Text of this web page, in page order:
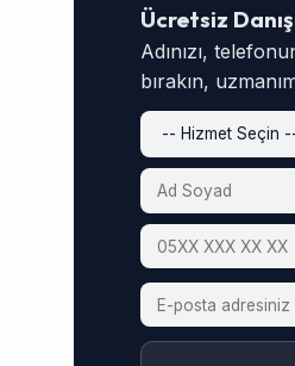
Ücretsiz
Adınızı,
bırakın,